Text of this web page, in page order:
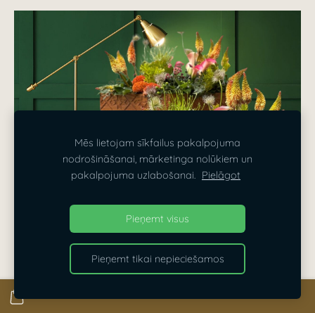
Dizaina Parks trešo gadu piedalās “Riga Furniture and
Ar lepnumu paziņojam, kaDizaina Parksjau trešo
gadu pēc kārtas piedalīsies
Riga Furniture and Interior
Mēs lietojam sīkfailus pakalpojuma
nodrošināšanai, mārketinga nolūkiem un
pakalpojuma uzlabošanai. Pielāgot
Pieņemt visus
Pieņemt tikai nepieciešamos